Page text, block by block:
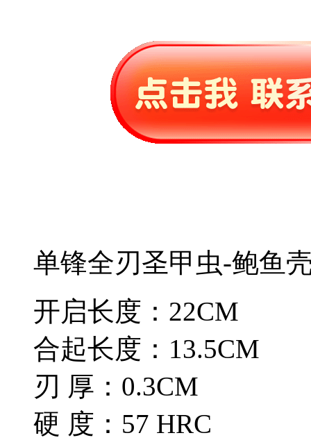
单锋全刃圣甲虫-鲍鱼
开启长度：22CM
合起长度：13.5CM
刃 厚：0.3CM
硬 度：57 HRC